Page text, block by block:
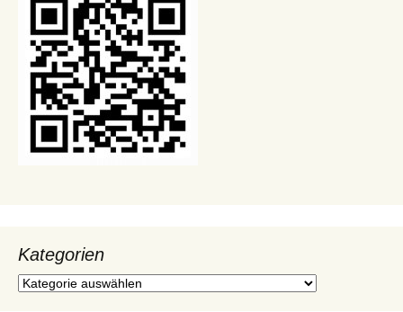
Kategorien
Kategorien